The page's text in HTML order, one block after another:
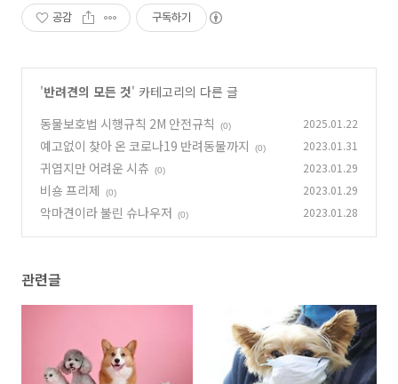
공감 구독하기
'반려견의 모든 것' 카테고리의 다른 글
동물보호법 시행규칙 2M 안전규칙
(0) 2025.01.22
예고없이 찾아 온 코로나19 반려동물까지 (0) 2023.01.31
귀엽지만 어려운 시츄 (0) 2023.01.29
비숑 프리제 (0) 2023.01.29
악마견이라 불린 슈나우저 (0) 2023.01.28
관련글